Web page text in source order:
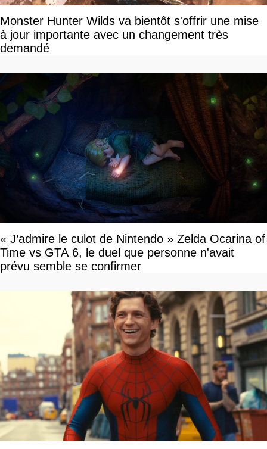
Monster Hunter Wilds va bientôt s'offrir une mise
à jour importante avec un changement très
demandé
« J’admire le culot de Nintendo » Zelda Ocarina of
Time vs GTA 6, le duel que personne n'avait
prévu semble se confirmer